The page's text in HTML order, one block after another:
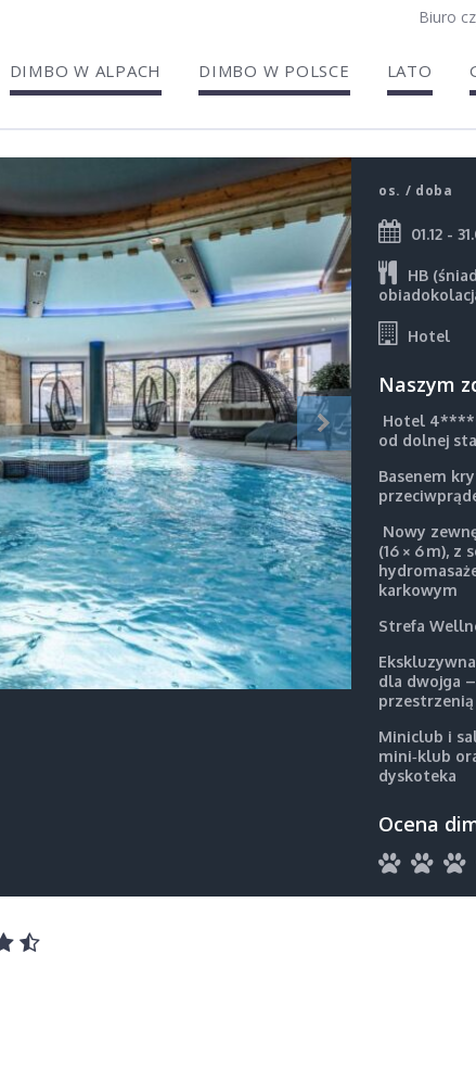
Biuro
DIMBO W ALPACH DIMBO W POLSCE LATO
os. / doba
01.12 -
HB
Hotel
Naszym
Hotel
od dolnej
Basenem
Nowy
(16 × 6 m), z
karkowym
Strefa
dla dwojga
Miniclub i
mini‑klub
dyskoteka
Ocena